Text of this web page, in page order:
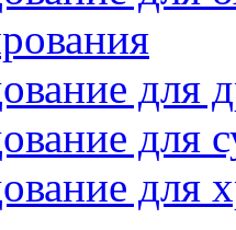
для
для
для